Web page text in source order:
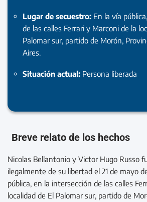
Lugar de secuestro: En la vía
de las calles Ferrari y Marconi de la
Palomar sur, partido de Morón,
Aires.
Situación actual: Persona liberada
Breve relato de los hechos
Nicolas Bellantonio y Victor Hugo Russo
ilegalmente de su libertad el 21 de mayo
pública, en la intersección de las calles
localidad de El Palomar sur, partido de